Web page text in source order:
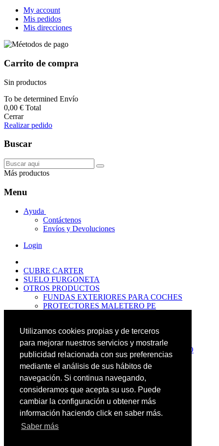
Utilizamos cookies propias y de terceros
para mejorar nuestros servicios y mostrarle
publicidad relacionada con sus preferencias
mediante el análisis de sus hábitos de
navegación. Si continua navegando,
consideramos que acepta su uso. Puede
cambiar la configuración u obtener más
información haciendo click en saber más.
Saber más
My account
Mis pedidos
Mis direcciones
Carrito de compra
Sin productos
To be determined Envío
0,00 € Total
Cerrar
Realizar pedido
Buscar
Más productos
Menu
Ayuda
Contáctenos
Envíos y Devoluciones
Login
CUBRE CARTER
SUELO FURGONETA
OTROS PRODUCTOS
FUNDAS EXTERIORES PARA COCHES
PROTECTORES MALETERO PE
PREMIUM
PROTECTORES MALETERO PE
PROTECTORES DE MALETERO CAUCHO
BASIC
ALFOMBRILLAS GOMA PREMIUM
ALFOMBRILLAS GOMA BASIC
OFERTAS
NOVEDADES
CONTACTO